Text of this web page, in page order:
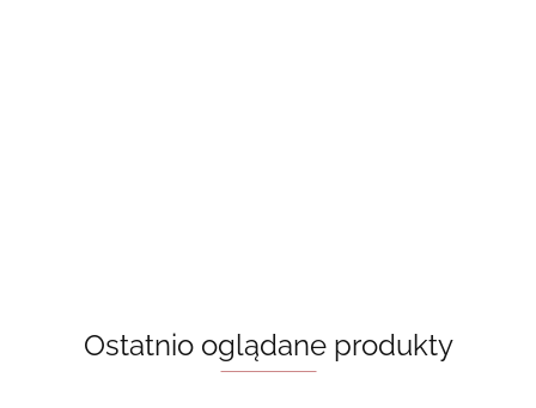
Ostatnio oglądane produkty